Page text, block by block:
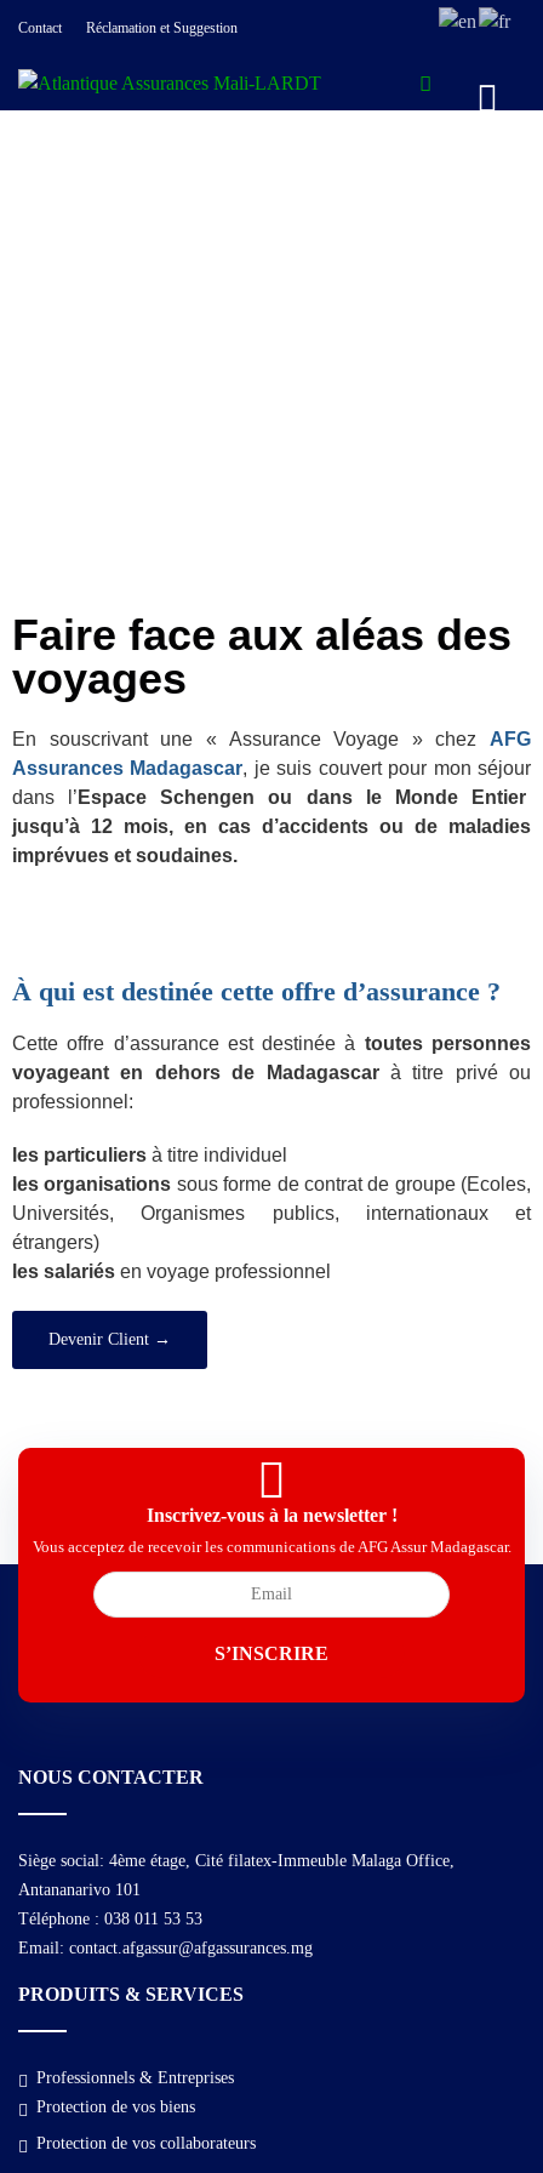
Contact Réclamation et Suggestion
Faire face aux aléas des
voyages
En souscrivant une « Assurance Voyage » chez AFG
Assurances Madagascar, je suis couvert pour mon séjour
dans l’ Espace Schengen ou dans le Monde Entier
jusqu’à 12 mois, en cas d’accidents ou de maladies
imprévues et soudaines.
À qui est destinée cette offre d’assurance ?
Cette offre d’assurance est destinée à toutes personnes
voyageant en dehors de Madagascarà titre privé ou
professionnel:
les particuliers à titre individuel
les organisations sous forme de contrat de groupe (Ecoles,
Universités, Organismes publics, internationaux et
étrangers)
les salariés en voyage professionnel
Devenir Client →
Inscrivez-vous à la newsletter !
Vous acceptez de recevoir les communications de AFG Assur Madagascar.
NOUS CONTACTER
Siège social: 4ème étage, Cité filatex-Immeuble Malaga Office,
Antananarivo 101
Téléphone : 038 011 53 53
Email: contact.afgassur@afgassurances.mg
PRODUITS & SERVICES
Professionnels & Entreprises
Protection de vos biens
Protection de vos collaborateurs